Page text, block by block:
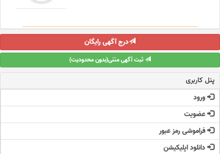
درج آگهی رایگان
ثبت آگهی متنی(بدون محدودیت)
پنل کاربری
ورود
عضویت
فراموشی رمز عبور
دانلود اپلیکیشن